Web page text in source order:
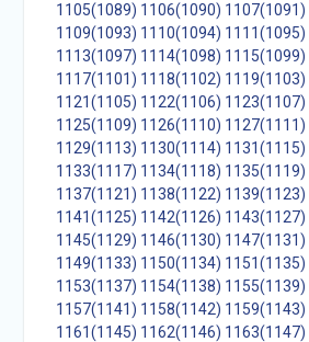
1105(1089) 1106(1090) 1107(1091)
1109(1093) 1110(1094) 1111(1095)
1113(1097) 1114(1098) 1115(1099)
1117(1101) 1118(1102) 1119(1103)
1121(1105) 1122(1106) 1123(1107)
1125(1109) 1126(1110) 1127(1111)
1129(1113) 1130(1114) 1131(1115)
1133(1117) 1134(1118) 1135(1119)
1137(1121) 1138(1122) 1139(1123)
1141(1125) 1142(1126) 1143(1127)
1145(1129) 1146(1130) 1147(1131)
1149(1133) 1150(1134) 1151(1135)
1153(1137) 1154(1138) 1155(1139)
1157(1141) 1158(1142) 1159(1143)
1161(1145) 1162(1146) 1163(1147)